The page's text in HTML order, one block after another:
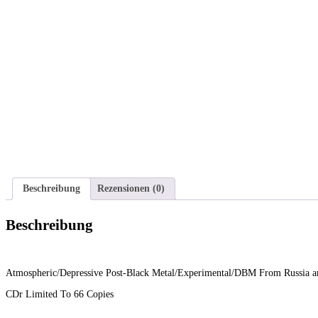
Beschreibung
Rezensionen (0)
Beschreibung
Atmospheric/Depressive Post-Black Metal/Experimental/DBM From Russia
CDr Limited To 66 Copies